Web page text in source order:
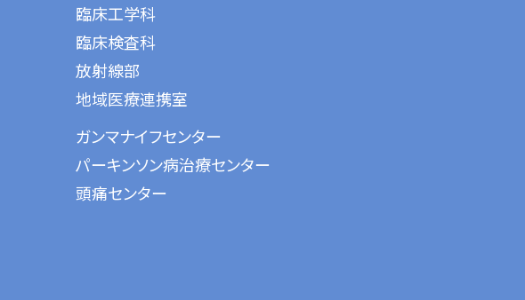
臨床工学科
臨床検査科
放射線部
地域医療連携室
ガンマナイフセンター
パーキンソン病治療センター
頭痛センター